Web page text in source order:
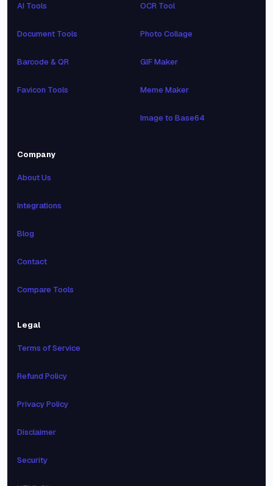
AI Tools
Document Tools
Barcode & QR
Favicon Tools
OCR Tool
Photo Collage
GIF Maker
Meme Maker
Image to Base64
Company
About Us
Integrations
Blog
Contact
Compare Tools
Legal
Terms of Service
Refund Policy
Privacy Policy
Disclaimer
Security